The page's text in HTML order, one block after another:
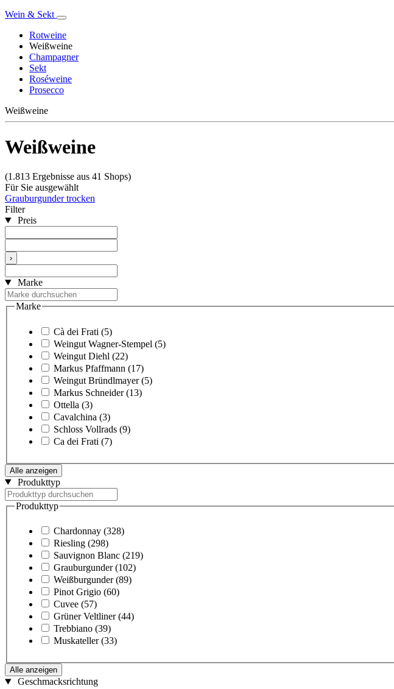
Wein & Sekt
Rotweine
Weißweine
Champagner
Sekt
Roséweine
Prosecco
Weißweine
Weißweine
(1.813 Ergebnisse aus 41 Shops)
Für Sie ausgewählt
Grauburgunder trocken
Filter
Preis
›
Marke
Marke
Cà dei Frati (5)
Weingut Wagner-Stempel (5)
Weingut Diehl (22)
Markus Pfaffmann (17)
Weingut Bründlmayer (5)
Markus Schneider (13)
Ottella (3)
Cavalchina (3)
Schloss Vollrads (9)
Ca dei Frati (7)
Alle anzeigen
Produkttyp
Produkttyp
Chardonnay (328)
Riesling (298)
Sauvignon Blanc (219)
Grauburgunder (102)
Weißburgunder (89)
Pinot Grigio (60)
Cuvee (57)
Grüner Veltliner (44)
Trebbiano (39)
Muskateller (33)
Alle anzeigen
Geschmacksrichtung